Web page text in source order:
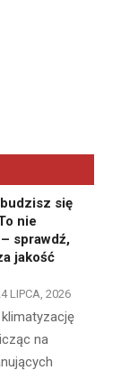
się
nie
sprawdź,
jakość
LIPCA, 2026
na